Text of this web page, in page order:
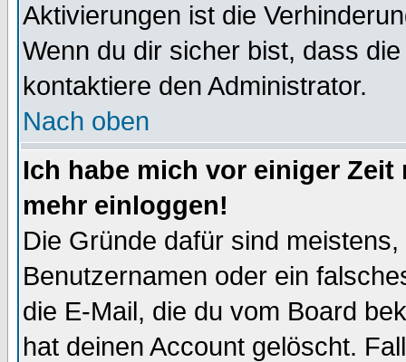
Aktivierungen ist die
Wenn du dir sicher bist, dass
kontaktiere den Administrator.
Nach oben
Ich habe mich vor einiger
mehr einloggen!
Die Gründe dafür sind
Benutzernamen oder ein
die E-Mail, die du vom Board
hat deinen Account gelöscht.